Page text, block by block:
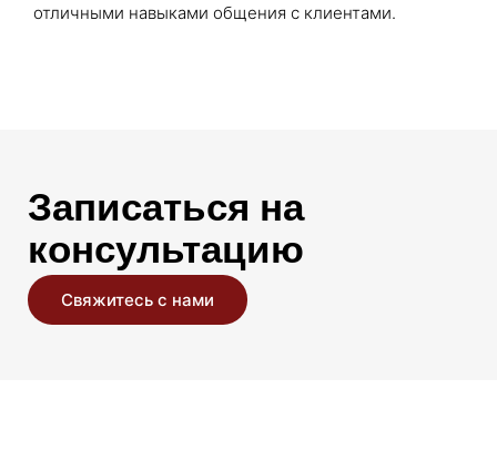
отличными навыками общения с клиентами.
Записаться на
консультацию
Свяжитесь с нами